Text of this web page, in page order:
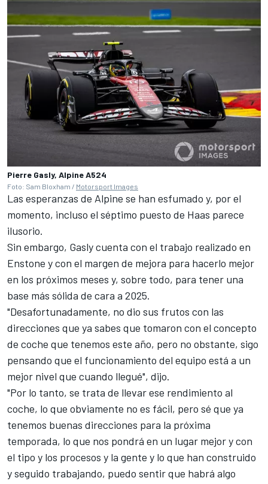
Pierre Gasly, Alpine A524
Foto: Sam Bloxham / Motorsport Images
Las esperanzas de Alpine se han esfumado y, por el
momento, incluso el séptimo puesto de Haas parece
ilusorio.
Sin embargo, Gasly cuenta con el trabajo realizado en
Enstone y con el margen de mejora para hacerlo mejor
en los próximos meses y, sobre todo, para tener una
base más sólida de cara a 2025.
"Desafortunadamente, no dio sus frutos con las
direcciones que ya sabes que tomaron con el concepto
de coche que tenemos este año, pero no obstante, sigo
pensando que el funcionamiento del equipo está a un
mejor nivel que cuando llegué", dijo.
"Por lo tanto, se trata de llevar ese rendimiento al
coche, lo que obviamente no es fácil, pero sé que ya
tenemos buenas direcciones para la próxima
temporada, lo que nos pondrá en un lugar mejor y con
el tipo y los procesos y la gente y lo que han construido
y seguido trabajando, puedo sentir que habrá algo